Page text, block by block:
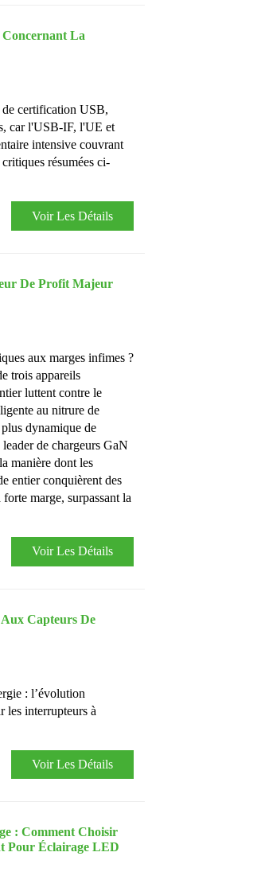
Concernant La
certification USB,
car l'USB-IF, l'UE et
intensive couvrant
résumées ci-
Voir Les Détails
De Profit Majeur
aux marges infimes ?
trois appareils
luttent contre le
au nitrure de
dynamique de
de chargeurs GaN
manière dont les
entier conquièrent des
marge, surpassant la
Voir Les Détails
Capteurs De
: l’évolution
les interrupteurs à
Voir Les Détails
: Comment Choisir
Pour Éclairage LED